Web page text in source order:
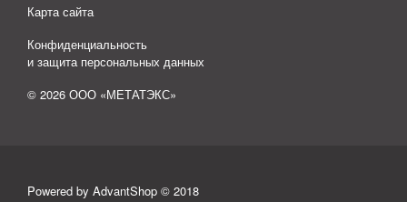
Карта сайта
Конфиденциальность
и защита персональных данных
© 2026 ООО «МЕТАТЭКС»
Powered by AdvantShop © 2018